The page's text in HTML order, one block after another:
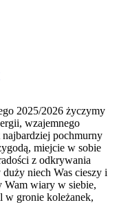
2025/2026 życzymy
wzajemnego
pochmurny
miejcie w sobie
z odkrywania
niech Was cieszy i
Wam wiary w siebie,
w gronie koleżanek,